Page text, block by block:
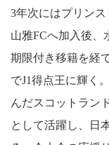
3年次にはプリン
山雅FCへ加入後、
期限付き移籍を経
でJ1得点王に輝く
んだスコットラン
として活躍し、日